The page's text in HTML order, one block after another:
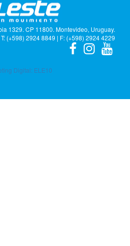
1329. CP 11800. Montevideo, Uruguay.
T: (+598) 2924 8849 | F: (+598) 2924 4229
Digital: ELE10